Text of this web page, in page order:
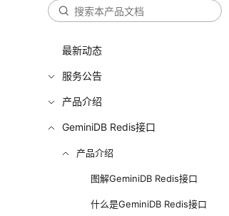
最新动态
服务公告
产品介绍
GeminiDB Redis接口
产品介绍
图解GeminiDB Redis接口
什么是GeminiDB Redis接口